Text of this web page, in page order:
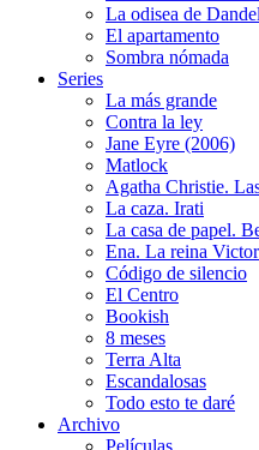
La odisea de
El apartamento
Sombra nómada
Series
La más grande
Contra la ley
Jane Eyre (2006)
Matlock
Agatha Christie.
La caza. Irati
La casa de papel.
Ena. La reina
Código de silencio
El Centro
Bookish
8 meses
Terra Alta
Escandalosas
Todo esto te daré
Archivo